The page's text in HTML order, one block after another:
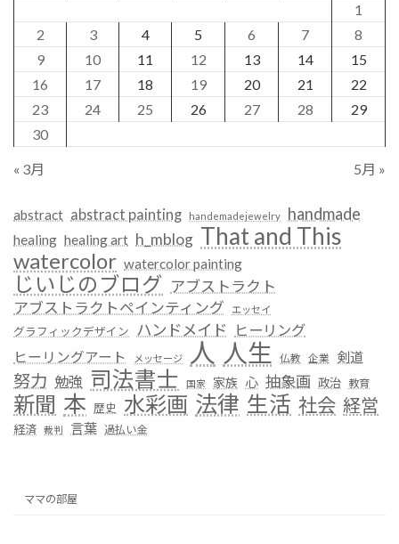
1
2
3 4 5 6 7
8
9
10 11 12 13 14
15
16
17 18 19 20 21
22
23
24 25 26 27 28
29
30
« 3月 5月 »
abstract abstract painting handemadejewelry handmade
healing healing art h_mblog That and This
watercolor watercolor painting
じいじのブログ アブストラクト
アブストラクトペインティング
エッセイ
グラフィックデザイン ハンドメイド ヒーリング
ヒーリングアート メッセージ 人 人生 仏教 企業 剣道
努力 勉強 司法書士 国家 家族 心 抽象画 政治 教育
新聞 本 歴史 水彩画 法律 生活 社会 経営
経済 裁判 言葉 過払い金
ママの部屋